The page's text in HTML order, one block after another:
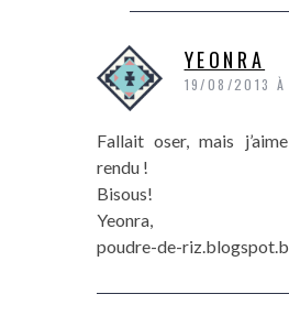
YEONRA
19/08/2013 À
Fallait oser, mais
rendu !
Bisous!
Yeonra,
poudre-de-